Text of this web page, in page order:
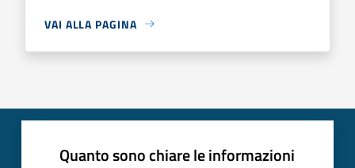
VAI ALLA PAGINA
Quanto sono chiare le informazioni